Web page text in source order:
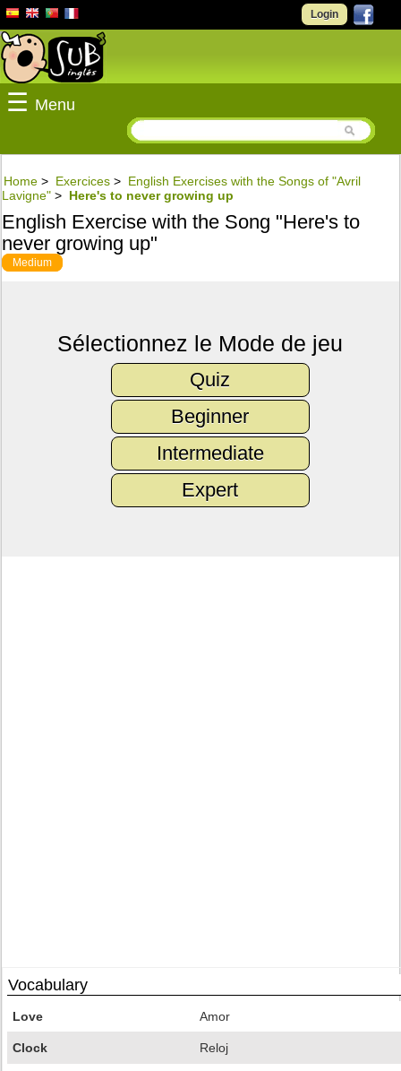
Login
☰ Menu
Home > Exercices > English Exercises with the Songs of "Avril
Lavigne" > Here's to never growing up
English Exercise with the Song "Here's to
never growing up"
Medium
Sélectionnez le Mode de jeu
Quiz
Beginner
Intermediate
Expert
Vocabulary
Love Amor
Clock Reloj